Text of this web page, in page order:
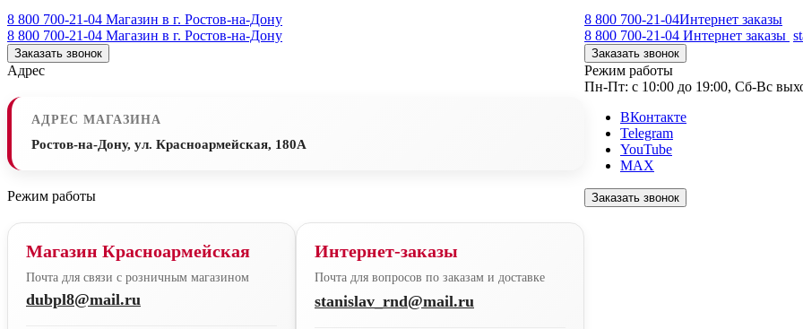
8 800 700-21-04 Магазин в г. Ростов-на-Дону
8 800 700-21-04 Магазин в г. Ростов-на-Дону
Заказать звонок
Адрес
АДРЕС МАГАЗИНА
Ростов-на-Дону, ул. Красноармейская, 180А
Режим работы
Магазин Красноармейская
Почта для связи с розничным магазином
dubpl8@mail.ru
Интернет-заказы
Почта для вопросов по заказам и доставке
stanislav_rnd@mail.ru
8 800 700-21-04Интернет заказы
8 800 700-21-04 Интернет заказы
Заказать звонок
Режим работы
Пн-Пт: с 10:00 до 19:00, Сб-Вс
ВКонтакте
Telegram
YouTube
MAX
Заказать звонок